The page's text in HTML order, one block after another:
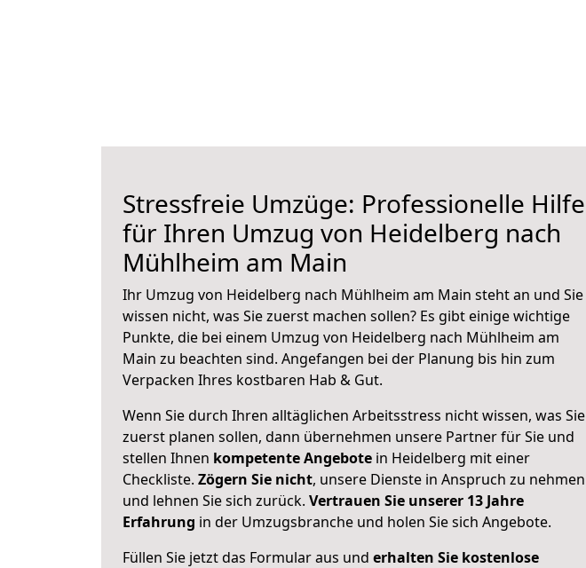
Stressfreie Umzüge: Professionelle Hilfe
für Ihren Umzug von Heidelberg nach
Mühlheim am Main
Ihr Umzug von Heidelberg nach Mühlheim am Main steht an und Sie
wissen nicht, was Sie zuerst machen sollen? Es gibt einige wichtige
Punkte, die bei einem Umzug von Heidelberg nach Mühlheim am
Main zu beachten sind. Angefangen bei der Planung bis hin zum
Verpacken Ihres kostbaren Hab & Gut.
Wenn Sie durch Ihren alltäglichen Arbeitsstress nicht wissen, was Sie
zuerst planen sollen, dann übernehmen unsere Partner für Sie und
stellen Ihnen kompetente Angebote in Heidelberg mit einer
Checkliste. Zögern Sie nicht, unsere Dienste in Anspruch zu nehmen
und lehnen Sie sich zurück. Vertrauen Sie unserer 13 Jahre
Erfahrung in der Umzugsbranche und holen Sie sich Angebote.
Füllen Sie jetzt das Formular aus und erhalten Sie kostenlose